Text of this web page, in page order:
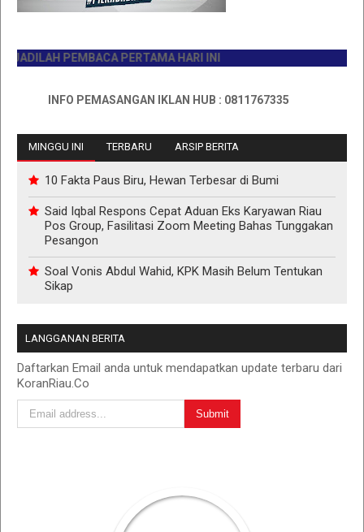
PEMBACA PERTAMA HARI INI
INFO PEMASANGAN IKLAN HUB : 0811767335
MINGGU INI TERBARU ARSIP BERITA
10 Fakta Paus Biru, Hewan Terbesar di Bumi
Said Iqbal Respons Cepat Aduan Eks Karyawan Riau
Pos Group, Fasilitasi Zoom Meeting Bahas Tunggakan
Pesangon
Soal Vonis Abdul Wahid, KPK Masih Belum Tentukan
Sikap
LANGGANAN BERITA
Daftarkan Email anda untuk mendapatkan update terbaru dari
KoranRiau.Co